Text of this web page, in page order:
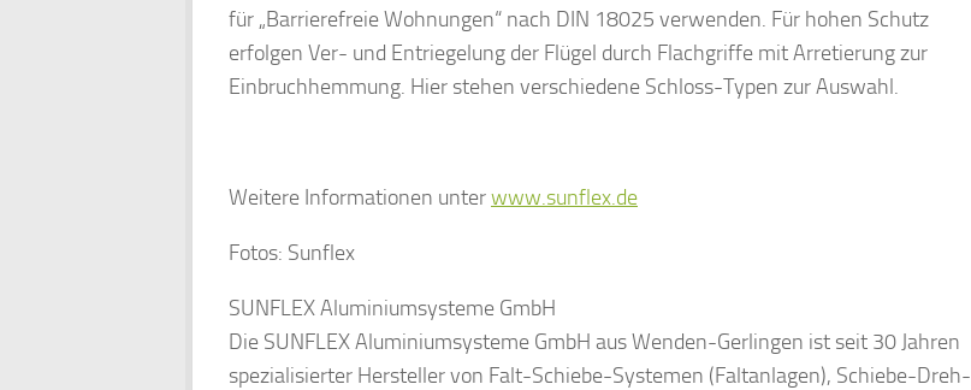
für „Barrierefreie Wohnungen“ nach DIN 18025 verwenden. Für hohen Schutz
erfolgen Ver- und Entriegelung der Flügel durch Flachgriffe mit Arretierung zur
Einbruchhemmung. Hier stehen verschiedene Schloss-Typen zur Auswahl.
Weitere Informationen unterwww.sunflex.de
Fotos: Sunflex
SUNFLEX Aluminiumsysteme GmbH
Die SUNFLEX Aluminiumsysteme GmbH aus Wenden-Gerlingen ist seit 30 Jahren
spezialisierter Hersteller von Falt-Schiebe-Systemen (Faltanlagen), Schiebe-Dreh-